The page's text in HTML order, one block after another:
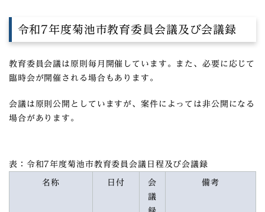
令和7年度菊池市教育委員会議及び会議録
教育委員会議は原則毎月開催しています。また、必要に応じて
臨時会が開催される場合もあります。
会議は原則公開としていますが、案件によっては非公開になる
場合があります。
表：令和7年度菊池市教育委員会議日程及び会議録
名称 日付
会
議
備考